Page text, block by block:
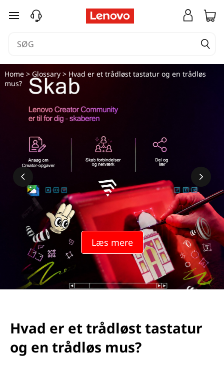
H
d
ø
spring til hovedindhold
Læs mere
Home> Glossary> Hvad er et trådløst tastatur og en trådløs
mus?
Hvad er et trådløst tastatur
og en trådløs mus?